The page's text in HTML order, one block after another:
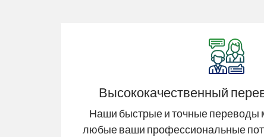
Высококачественный
Наши быстрые и точные переводы
любые ваши профессиональные